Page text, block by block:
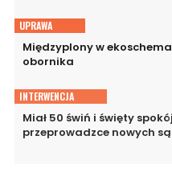
UPRAWA
Międzyplony w
obornika
INTERWENCJA
Miał 50 świń i święty
przeprowadzce nowych